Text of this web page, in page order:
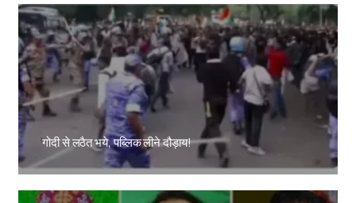
गोदी से लठैत भये, पब्लिक लीने दौड़ाय!
Amit Lekh